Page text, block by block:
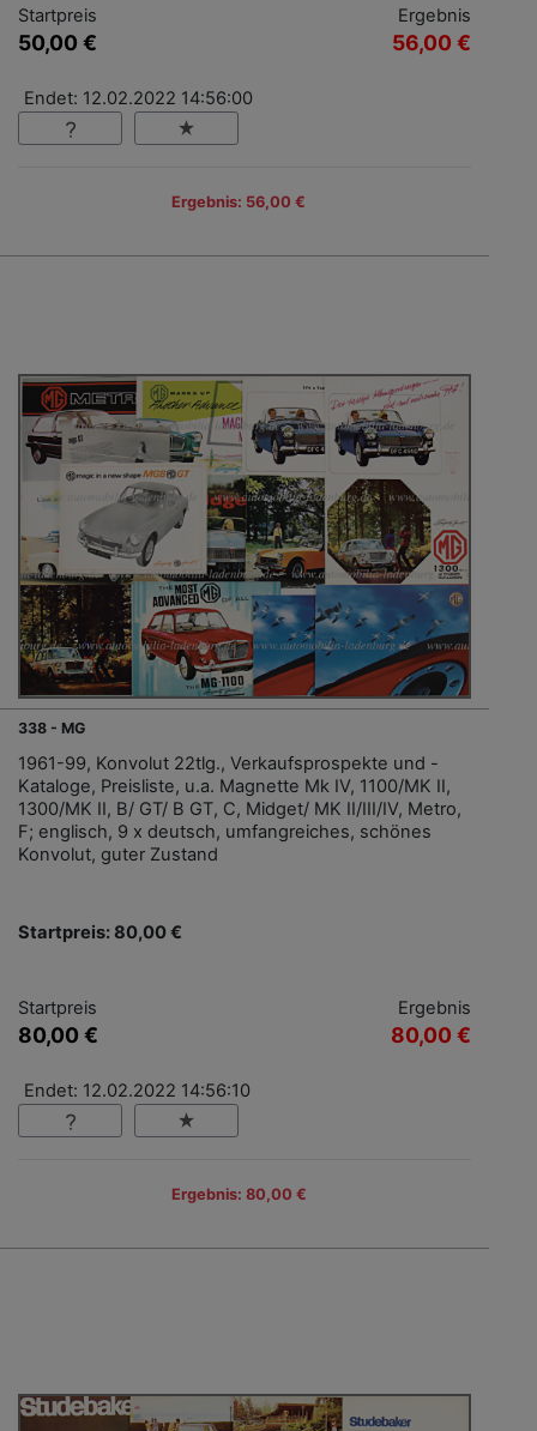
Startpreis
50,00 €
Ergebnis
56,00 €
Endet: 12.02.2022 14:56:00
Ergebnis: 56,00 €
338 - MG
1961-99, Konvolut 22tlg., Verkaufsprospekte und -
Kataloge, Preisliste, u.a. Magnette Mk IV, 1100/MK II,
1300/MK II, B/ GT/ B GT, C, Midget/ MK II/III/IV, Metro,
F; englisch, 9 x deutsch, umfangreiches, schönes
Konvolut, guter Zustand
Startpreis: 80,00 €
Startpreis
80,00 €
Ergebnis
80,00 €
Endet: 12.02.2022 14:56:10
Ergebnis: 80,00 €